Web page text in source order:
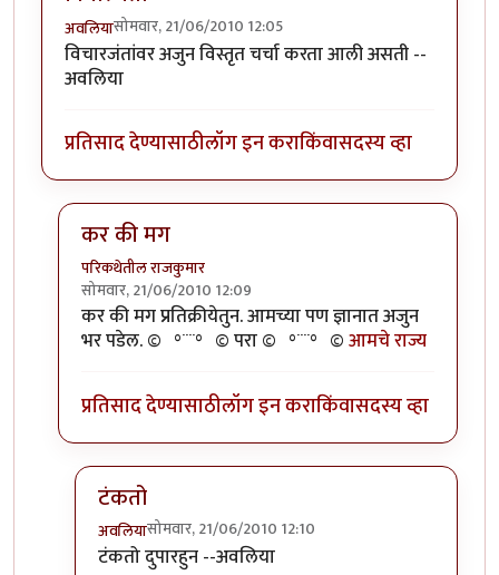
अवलियासोमवार, 21/06/2010 12:05
विचारजंतांवर अजुन विस्तृत चर्चा करता आली असती --
अवलिया
प्रतिसाद देण्यासाठीलॉग इन कराकिंवासदस्य व्हा
कर की मग
परिकथेतील राजकुमार
सोमवार, 21/06/2010 12:09
In reply toविचारजंताbyअवलिया
कर की मग प्रतिक्रीयेतुन. आमच्या पण ज्ञानात अजुन
भर पडेल. ©º°¨¨°º© परा ©º°¨¨°º©आमचे राज्य
प्रतिसाद देण्यासाठीलॉग इन कराकिंवासदस्य व्हा
टंकतो
अवलियासोमवार, 21/06/2010 12:10
In reply toकर की मगby
टंकतो दुपारहुन --अवलिया